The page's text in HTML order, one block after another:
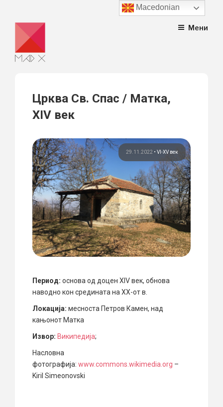
content
Мени
Црква Св. Спас / Матка,
XIV век
29.11.2022 • VI-XV век
Период: основа од доцен XIV век, обнова
наводно кон средината на XX-от в.
Локација: месноста Петров Камен, над
кањонот Матка
Извор: Википедија;
Насловна
фотографија: www.commons.wikimedia.org –
Kiril Simeonovski
Macedonian